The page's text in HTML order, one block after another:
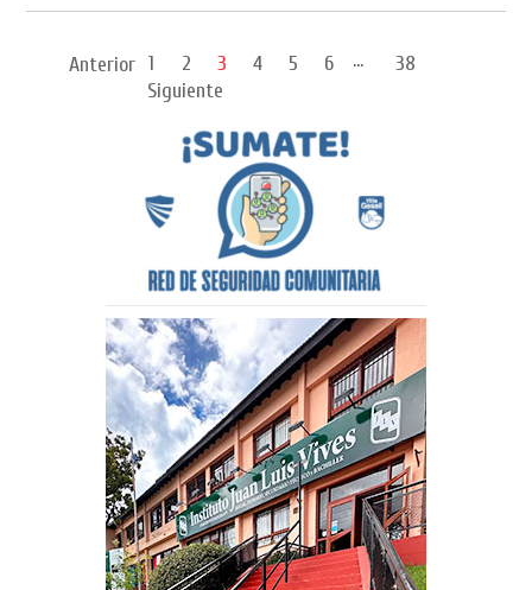
Anterior 1 2 3 4 5 6 ...
38
Siguiente